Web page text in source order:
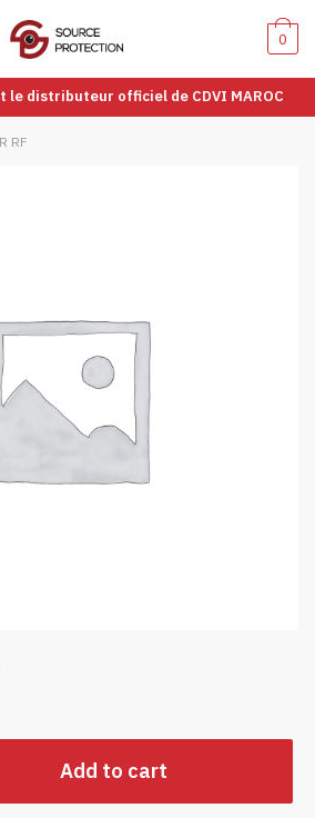
0
le distributeur officiel de CDVI MAROC
RF
Add to cart